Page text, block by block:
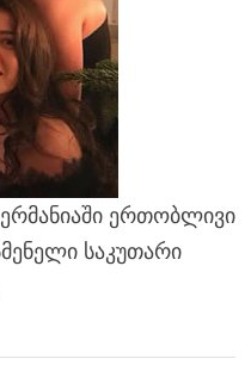
ერთობლივი
საკუთარი